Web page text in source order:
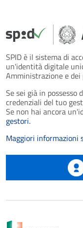
SPID è il sistema di
un'identità digitale
Amministrazione e
Se sei già in
credenziali del tuo
Se non hai ancora
gestori.
Maggiori informazioni